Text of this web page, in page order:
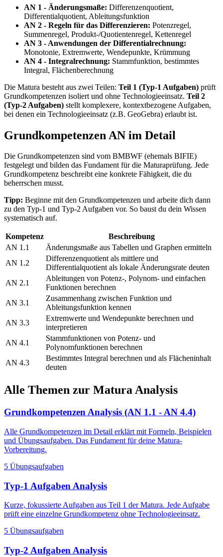
AN 1 - Änderungsmaße: Differenzenquotient,
Differentialquotient, Ableitungsfunktion
AN 2 - Regeln für das Differenzieren: Potenzregel,
Summenregel, Produkt-/Quotientenregel, Kettenregel
AN 3 - Anwendungen der Differentialrechnung:
Monotonie, Extremwerte, Wendepunkte, Krümmung
AN 4 - Integralrechnung: Stammfunktion, bestimmtes
Integral, Flächenberechnung
Die Matura besteht aus zwei Teilen: Teil 1 (Typ-1 Aufgaben) prüft
Grundkompetenzen isoliert und ohne Technologieeinsatz. Teil 2
(Typ-2 Aufgaben) stellt komplexere, kontextbezogene Aufgaben,
bei denen ein Technologieeinsatz (z.B. GeoGebra) erlaubt ist.
Grundkompetenzen AN im Detail
Die Grundkompetenzen sind vom BMBWF (ehemals BIFIE)
festgelegt und bilden das Fundament für die Maturaprüfung. Jede
Grundkompetenz beschreibt eine konkrete Fähigkeit, die du
beherrschen musst.
Tipp: Beginne mit den Grundkompetenzen und arbeite dich dann
zu den Typ-1 und Typ-2 Aufgaben vor. So baust du dein Wissen
systematisch auf.
Kompetenz
Beschreibung
AN 1.1
Änderungsmaße aus Tabellen und Graphen ermitteln
AN 1.2
Differenzenquotient als mittlere und
Differentialquotient als lokale Änderungsrate deuten
AN 2.1
Ableitungen von Potenz-, Polynom- und einfachen
Funktionen berechnen
AN 3.1
Zusammenhang zwischen Funktion und
Ableitungsfunktion kennen
AN 3.3
Extremwerte und Wendepunkte berechnen und
interpretieren
AN 4.1
Stammfunktionen von Potenz- und
Polynomfunktionen berechnen
AN 4.3
Bestimmtes Integral berechnen und als Flächeninhalt
deuten
Alle Themen zur Matura Analysis
Grundkompetenzen Analysis (AN 1.1 - AN 4.4)
Alle Grundkompetenzen im Detail erklärt mit Formeln, Beispielen
und Übungsaufgaben. Das Fundament für deine Matura-
Vorbereitung.
5 Übungsaufgaben
Typ-1 Aufgaben Analysis
Kurze, fokussierte Aufgaben aus Teil 1 der Matura. Jede Aufgabe
prüft eine einzelne Grundkompetenz ohne Technologieeinsatz.
5 Übungsaufgaben
Typ-2 Aufgaben Analysis